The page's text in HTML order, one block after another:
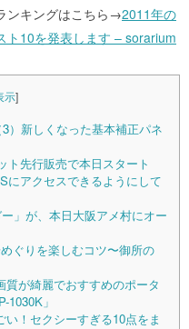
ンキングはこちら→2011年の
ト10を発表します – sorarium
示]
）新しくなった基本補正パネ
ト先行販売で本日スタート
にアクセスできるようにして
」が、本日大阪アメ村にオー
ぐりを楽しむコツ〜御所の
が綺麗でおすすめのポータ
」
！セクシーすぎる10点をま